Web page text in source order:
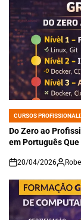
POSTED
IN
CURSOS
Do Zero ao
em Português
on
20/04/2026